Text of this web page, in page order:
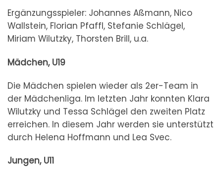
Ergänzungsspieler: Johannes Aßmann, Nico
Wallstein, Florian Pfaffl, Stefanie Schlägel,
Miriam Wilutzky, Thorsten Brill, u.a.
Mädchen, U19
Die Mädchen spielen wieder als 2er-Team in
der Mädchenliga. Im letzten Jahr konnten Klara
Wilutzky und Tessa Schlägel den zweiten Platz
erreichen. In diesem Jahr werden sie unterstützt
durch Helena Hoffmann und Lea Svec.
Jungen, U11